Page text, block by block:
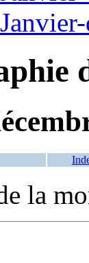
la